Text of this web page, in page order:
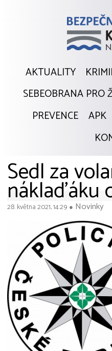
AKTUALITY
SEBEOBRANA PRO
PREVENCE
APK
Sedl za
náklaďáku
28. května 2021, 14:29 ● Novinky